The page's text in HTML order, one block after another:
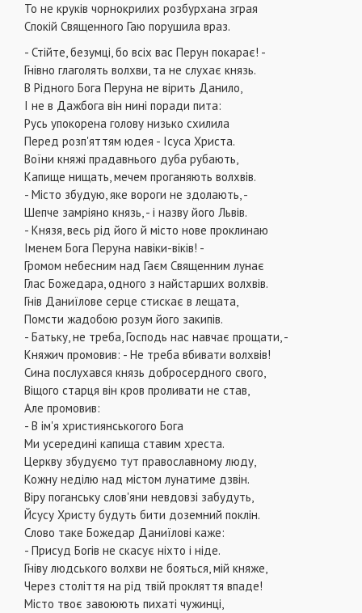
То не круків чорнокрилих розбурхана зграя
Спокій Священного Гаю порушила враз.
- Стійте, безумці, бо всіх вас Перун покарає! -
Гнівно глаголять волхви, та не слухає князь.
В Рідного Бога Перуна не вірить Данило,
І не в Дажбога він нині поради пита:
Русь упокорена голову низько схилила
Перед розп'яттям юдея - Ісуса Христа.
Воїни княжі прадавнього дуба рубають,
Капище нищать, мечем проганяють волхвів.
- Місто збудую, яке вороги не здолають, -
Шепче замріяно князь, - і назву його Львів.
- Князя, весь рід його й місто нове проклинаю
Іменем Бога Перуна навіки-віків! -
Громом небесним над Гаєм Священним лунає
Глас Божедара, одного з найстарших волхвів.
Гнів Даниїлове серце стискає в лещата,
Помсти жадобою розум його закипів.
- Батьку, не треба, Господь нас навчає прощати, -
Княжич промовив: - Не треба вбивати волхвів!
Сина послухався князь добросердного свого,
Віщого старця він кров проливати не став,
Але промовив:
- В ім'я християнськогого Бога
Ми усередині капища ставим хреста.
Церкву збудуємо тут православному люду,
Кожну неділю над містом лунатиме дзвін.
Віру поганську слов'яни невдовзі забудуть,
Йсусу Христу будуть бити доземний поклін.
Слово таке Божедар Даниїлові каже:
- Присуд Богів не скасує ніхто і ніде.
Гніву людського волхви не бояться, мій княже,
Через століття на рід твій прокляття впаде!
Місто твоє завоюють пихаті чужинці,